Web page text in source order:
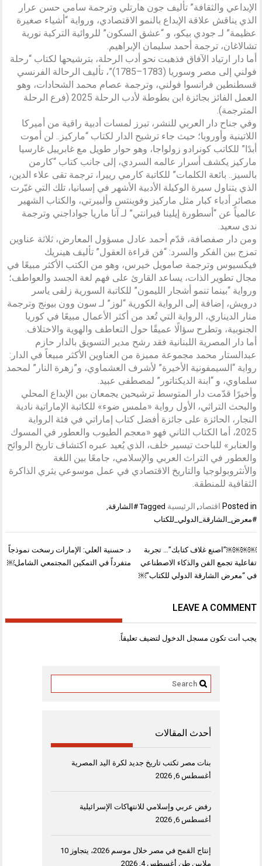
الإبداعي والثقافة” تأليف جون هارتلي وترجمة سامي حسن عرار
الذي يناقش علاقة الإبداع بالنمو الاقتصادي، ورواية “أشياء صغيرة
عظيمة” لـ جودي بيكو، و “عشق السكون” للروائية التركية نورية
تشالاغان، ترجمة أحمد سليمان الإبراهيم.
أما دار ارتياد الآفاق فذهبت نحو أدب الرحلة، بترشيحها لكتاب “رحلة
فولني إلى مصر وسوريا (1783–1785)”، تأليف الرحالة الفرنسي
قسطنطين فرانسوا فولني، وترجمة عصام محمد الشحادات، وهو
العمل الفائز بجائزة ابن بطوطة لأدب الرحلة 2025 (فرع الرحلة
المترجمة).
وفي جناح دار العربي للنشر، تبرز لمسات أدبية راقية من أميركا
اللاتينية وأوروبا؛ حيث جاء ترشيح الدار لكتاب “ماركيز.. لن أموت
أبدًا” للكاتب كونرادو زولواجا، وهو حوار طويل مع غابرييل غارسيا
ماركيز يكشف أسرار عالمه السردي، إلى جانب كتاب “كارمن
بالسيز.. بائعة الكلمات” للكاتبة كارمي رييرا، ترجمة تقى علاء الدين،
الذي يتناول سيرة الوكيلة الأدبية الأشهر في إسبانيا، تلك التي غيّرت
مصائر أدباء كبار مثل ماركيز وفوينتس وألبيرتي، والكتاب الشهير
عالمياً عن “أسطورة إيلينا فيرانتي” لـ آنا ماريا جواداجني وترجمة
ندى سعيد.
ومن دار صفصافة، قدّم أحمد عادل مسؤول المعارض، ثلاثة عناوين
تمزج بين الفكر والسرد: “فن قراءة العقول” تأليف هينريك
فيكسيوس وترجمة صامويل خيرس، وهو من الكتب الأكثر مبيعًا في
مجال تطوير الذات، يساعد القارئ على فهم لغة الجسد والعواطف؛
ورواية “بينما تنمو أشجار الليمون” للكاتبة السورية زلفى ياسر
درويش، إضافة إلى الرواية الكورية “لوز” لـ سون وون بيونج وترجمة
منار الديناري، الرواية التي تُعد من أكثر الأعمال مبيعًا في كوريا
الجنوبية، وتطرح سؤالًا عميقًا حول التعاطف والهوية والاختلاف.
أما دار المصرية اللبنانية فقد رشح مدير التسويق بالدار حازم
عبدالستار محمد مجموعة مميزة من العناوين الأكثر مبيعاً في الدار:
رواية “السيمفونية الأخيرة” لأشرف العشماوي، و”زهرة النار” لمحمد
سلماوي، و “ابنة الديكتاتور” لمصطفى عبيد.
وأخيرًا قدّمت دار المتوسط ترشيحين يجمعان بين الإبداع المحلي
والبحث التراثي، الأول رواية «ملمس ضوء» للكاتبة الإماراتية نادية
النجار، الحائزة على جائزة أفضل كتاب إماراتي في فئة الرواية
2025، أما الكتاب الثاني فهو «معجم الطيوب والعطور في المسوك
والعنابر» للباحث تيسير خلف، الذي يُعيد عبره اكتشاف تاريخ الروائح
والعطور في التراث العربي والإسلامي، جامعًا بين اللغة
والأنثروبولوجيا والتاريخ الاقتصادي في عمل موسوعي يثري الذاكرة
الثقافية للمنطقة.
Posted in اقتصاد, الرئيسية Tagged #الشارقة
#معرض_الشارقة_الدولي_للكتاب
تصفّح
المقالات
د. حسنية العلي: الإمارات رسخت نموذجاً
متفرداً في التمكين المجتمعي الشامل￼
￼￼￼￼”اصنع غلاف كتابك”… تجربة
تفاعلية تجمع الفن والذكاء الاصطناعي
في “معرض الشارقة الدولي للكتاب”￼
LEAVE A COMMENT
يجب أنت تكون مسجل الدخول لتضيف تعليقاً.
أحدث المقالات
بنات مصر تكتب تاريخ جديد لكرة اليد المصرية
أغسطس 6, 2026
رفض عربي وإسلامي للانتهاكات الإسرائيلية
أغسطس 6, 2026
إنتاج القمح في مصر خلال موسم 2026، يتجاوز 10
ملايين طن أغسطس 4, 2026